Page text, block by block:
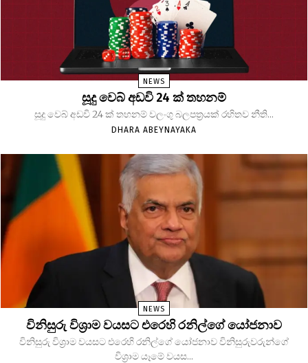
NEWS
සූදු වෙබ් අඩවි 24 ක් තහනම්
සූදු වෙබ් අඩවි 24 ක් තහනම් වලංගු බලපත්‍රයක් රහිතව නීති...
DHARA ABEYNAYAKA
NEWS
විනිසුරු විශ්‍රාම වයසට එරෙහි රනිල්ගේ යෝජනාව
විනිසුරු විශ්‍රාම වයසට එරෙහි රනිල්ගේ යෝජනාව විනිසුරුවරුන්ගේ
විශ්‍රාම යෑමේ වයස...